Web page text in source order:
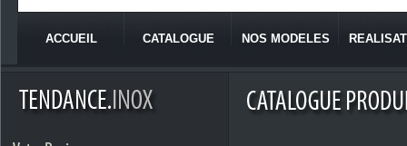
ACCUEIL CATALOGUE NOS MODELES